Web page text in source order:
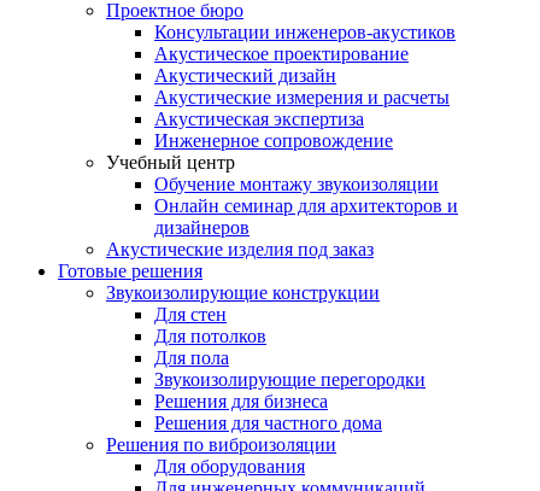
Проектное бюро
Консультации инженеров-акустиков
Акустическое проектирование
Акустический дизайн
Акустические измерения и расчеты
Акустическая экспертиза
Инженерное сопровождение
Учебный центр
Обучение монтажу звукоизоляции
Онлайн семинар для архитекторов и
дизайнеров
Акустические изделия под заказ
Готовые решения
Звукоизолирующие конструкции
Для стен
Для потолков
Для пола
Звукоизолирующие перегородки
Решения для бизнеса
Решения для частного дома
Решения по виброизоляции
Для оборудования